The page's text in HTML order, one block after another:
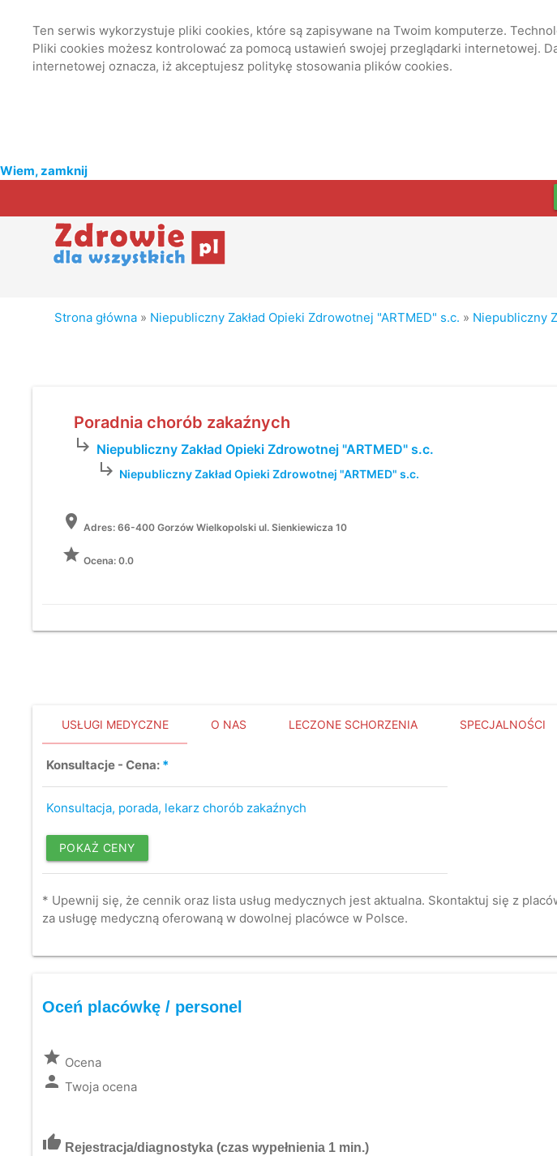
Ten serwis wykorzystuje pliki cookies, które są zapisywane na Twoim komputerze.
Pliki cookies możesz kontrolować za pomocą ustawień swojej przeglądarki internetowej.
internetowej oznacza, iż akceptujesz politykę stosowania plików cookies.
Wiem, zamknij
Strona główna » Niepubliczny Zakład Opieki Zdrowotnej "ARTMED" s.c. » Niepubliczny
Poradnia chorób zakaźnych
subdirectory_arrow_right Niepubliczny Zakład Opieki Zdrowotnej "ARTMED" s.c.
subdirectory_arrow_right Niepubliczny Zakład Opieki Zdrowotnej "ARTMED" s.c.
location_on Adres:66-400 Gorzów Wielkopolski ul. Sienkiewicza 10
grade Ocena: 0.0
USŁUGI MEDYCZNE O NAS LECZONE SCHORZENIA SPECJALNOŚCI
Konsultacje - Cena: *
Konsultacja, porada, lekarz chorób zakaźnych
POKAŻ CENY
* Upewnij się, że cennik oraz lista usług medycznych jest aktualna. Skontaktuj się z
za usługę medyczną oferowaną w dowolnej placówce w Polsce.
Oceń placówkę / personel
grade Ocena
person Twoja ocena
thumb_up Rejestracja/diagnostyka (czas wypełnienia 1 min.)